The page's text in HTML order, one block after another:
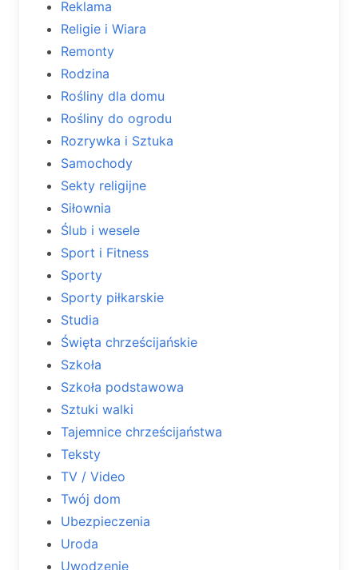
Reklama
Religie i Wiara
Remonty
Rodzina
Rośliny dla domu
Rośliny do ogrodu
Rozrywka i Sztuka
Samochody
Sekty religijne
Siłownia
Ślub i wesele
Sport i Fitness
Sporty
Sporty piłkarskie
Studia
Święta chrześcijańskie
Szkoła
Szkoła podstawowa
Sztuki walki
Tajemnice chrześcijaństwa
Teksty
TV / Video
Twój dom
Ubezpieczenia
Uroda
Uwodzenie